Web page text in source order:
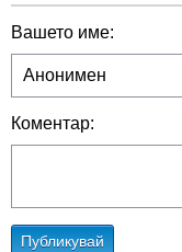
Вашето име:
Коментар:
Публикувай